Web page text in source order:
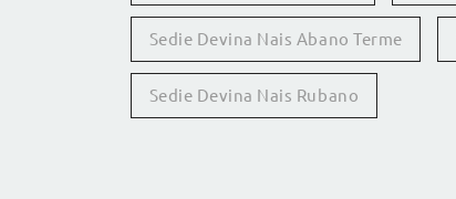
Sedie Devina Nais Abano Terme
Sedie Devina Nais Rubano